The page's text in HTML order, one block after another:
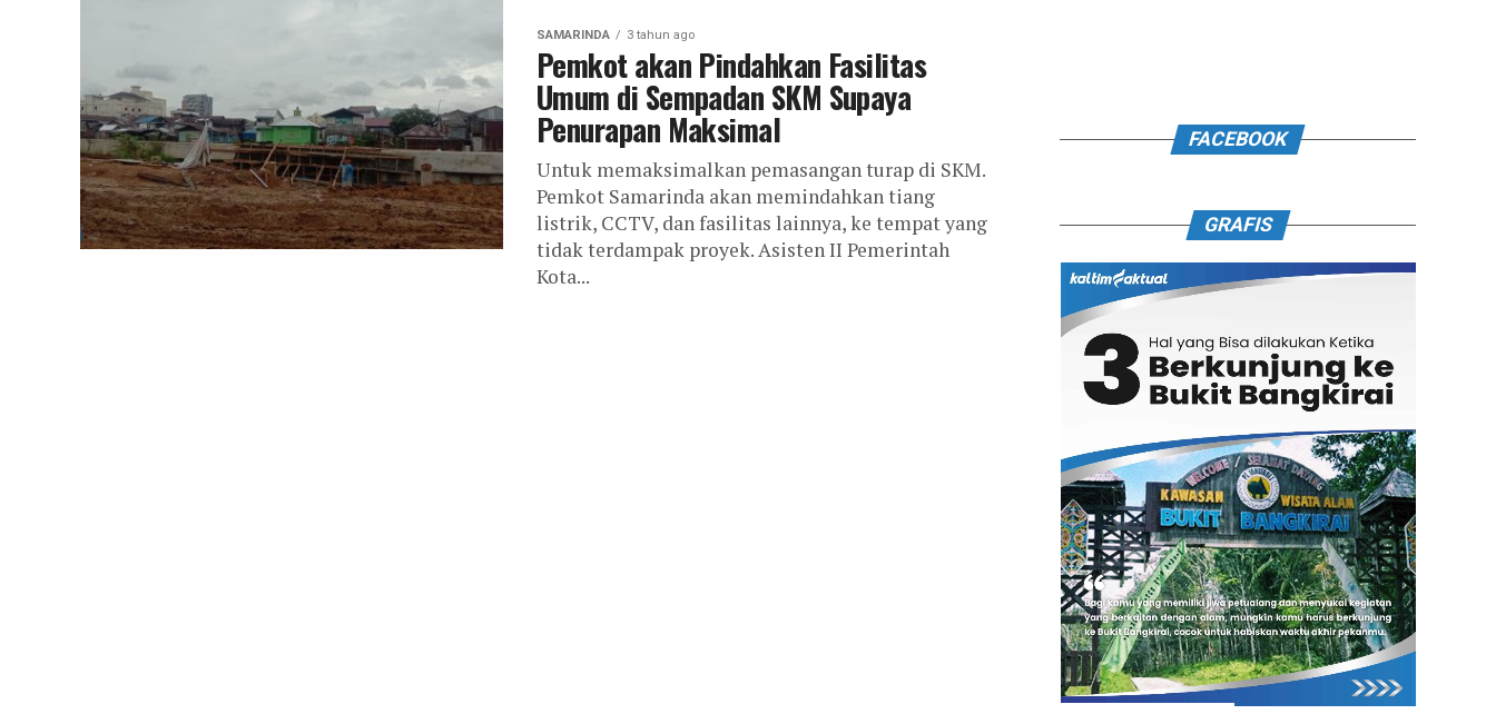
SAMARINDA 3 tahun ago
Pemkot akan Pindahkan Fasilitas
Umum di Sempadan SKM Supaya
Penurapan Maksimal
Untuk memaksimalkan pemasangan turap di SKM.
Pemkot Samarinda akan memindahkan tiang
listrik, CCTV, dan fasilitas lainnya, ke tempat yang
tidak terdampak proyek. Asisten II Pemerintah
Kota...
FACEBOOK
GRAFIS